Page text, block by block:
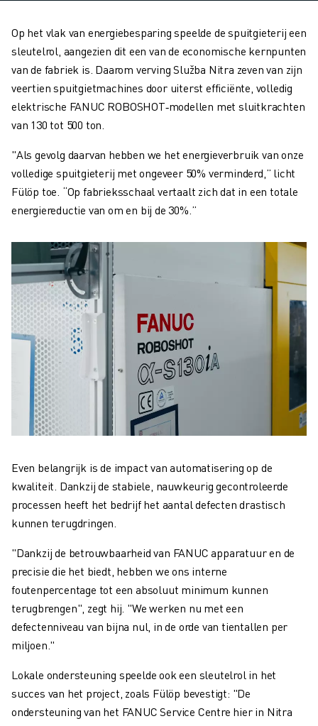
Op het vlak van energiebesparing speelde de spuitgieterij een
sleutelrol, aangezien dit een van de economische kernpunten
van de fabriek is. Daarom verving Služba Nitra zeven van zijn
veertien spuitgietmachines door uiterst efficiënte, volledig
elektrische FANUC ROBOSHOT‑modellen met sluitkrachten
van 130 tot 500 ton.
"Als gevolg daarvan hebben we het energieverbruik van onze
volledige spuitgieterij met ongeveer 50% verminderd,” licht
Fülöp toe. “Op fabrieksschaal vertaalt zich dat in een totale
energiereductie van om en bij de 30%.”
Even belangrijk is de impact van automatisering op de
kwaliteit. Dankzij de stabiele, nauwkeurig gecontroleerde
processen heeft het bedrijf het aantal defecten drastisch
kunnen terugdringen.
"Dankzij de betrouwbaarheid van FANUC apparatuur en de
precisie die het biedt, hebben we ons interne
foutenpercentage tot een absoluut minimum kunnen
terugbrengen", zegt hij. "We werken nu met een
defectenniveau van bijna nul, in de orde van tientallen per
miljoen."
Lokale ondersteuning speelde ook een sleutelrol in het
succes van het project, zoals Fülöp bevestigt: "De
ondersteuning van het FANUC Service Centre hier in Nitra